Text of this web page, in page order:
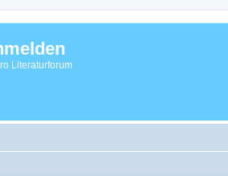
Literaturforum